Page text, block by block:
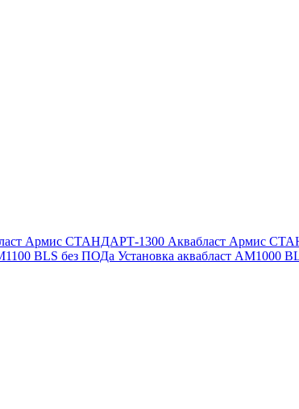
Армис СТАНДАРТ-1300 Аквабласт Армис
BLS без ПОДа Установка аквабласт AM1000